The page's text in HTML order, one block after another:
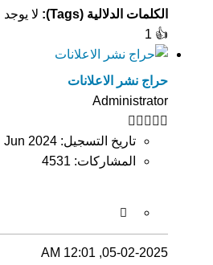
الكلمات الدلالية (Tags):
لا يوجد
👍
1
حراج نشر الاعلانات
Administrator
تاريخ التسجيل: Jun 2024
المشاركات: 4531
05-02-2025, 12:01 AM